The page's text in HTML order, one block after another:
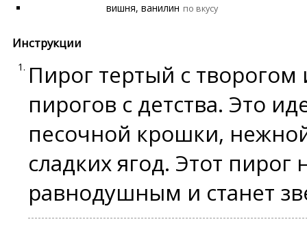
вишня, ванилин по вкусу
Инструкции
Пирог тертый с
пирогов с детства. Это
песочной крошки,
сладких ягод. Этот пирог
равнодушным и станет